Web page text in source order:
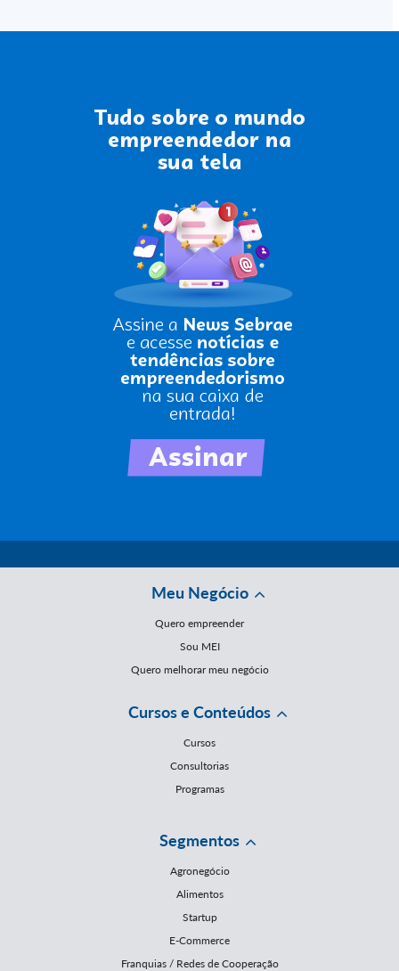
Meu Negócio
Quero empreender
Sou MEI
Quero melhorar meu negócio
Cursos e Conteúdos
Cursos
Consultorias
Programas
Segmentos
Agronegócio
Alimentos
Startup
E-Commerce
Franquias / Redes de Cooperação